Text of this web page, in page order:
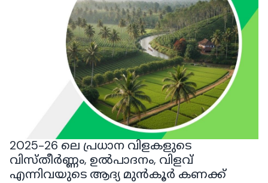
2025-26 ലെ പ്രധാന വിളകളുടെ
വിസ്തീർണ്ണം, ഉൽപാദനം, വിളവ്
എന്നിവയുടെ ആദ്യ മുൻകൂർ കണക്ക്